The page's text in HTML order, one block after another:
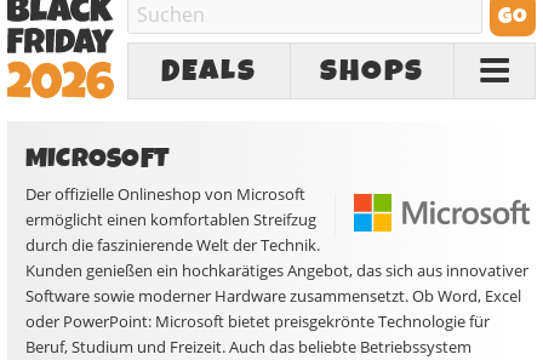
DEALS SHOPS
MICROSOFT
Der offizielle Onlineshop von Microsoft
ermöglicht einen komfortablen Streifzug
durch die faszinierende Welt der Technik.
Kunden genießen ein hochkarätiges Angebot, das sich aus innovativer
Software sowie moderner Hardware zusammensetzt. Ob Word, Excel
oder PowerPoint: Microsoft bietet preisgekrönte Technologie für
Beruf, Studium und Freizeit. Auch das beliebte Betriebssystem